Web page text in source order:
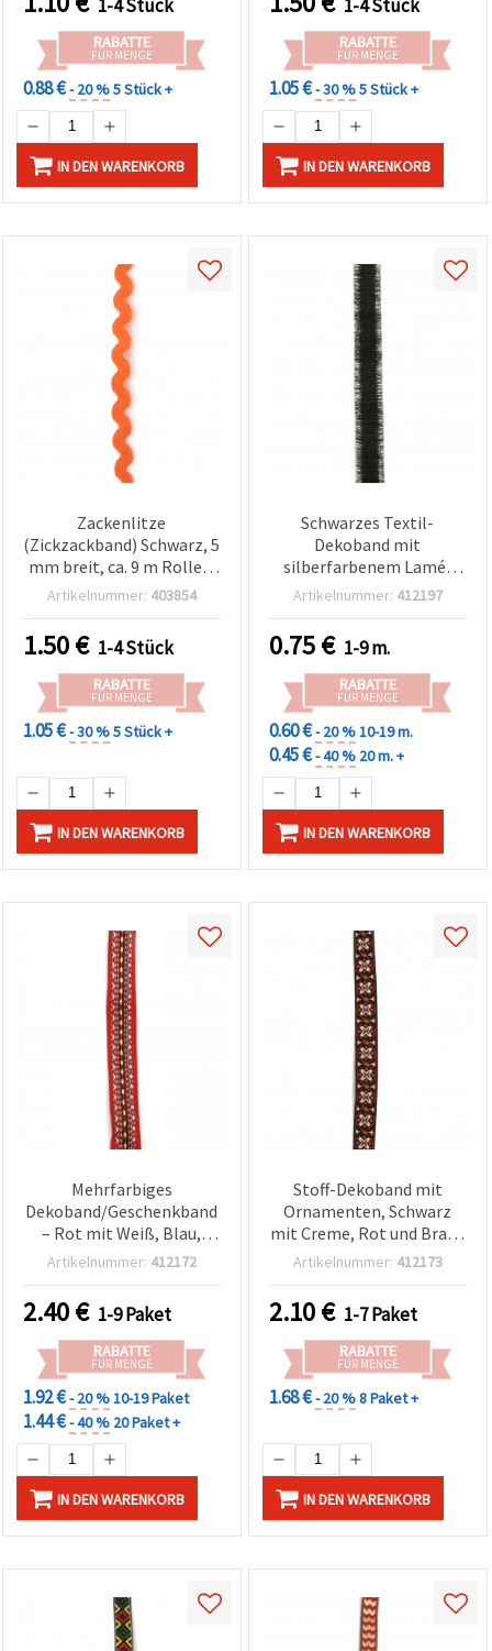
1-4 Stück
RABATTE
FÜR MENGE
0.88 €- 20 %5 Stück +
IN DEN WARENKORB
1-4 Stück
RABATTE
FÜR MENGE
1.05 €- 30 %5 Stück +
IN DEN WARENKORB
Zackenlitze
(Zickzackband) Schwarz, 5
mm breit, ca. 9 m Rolle –
für DIY-Deko, Nähen,
Artikelnummer: 403854
1.50€ 1-4 Stück
RABATTE
FÜR MENGE
1.05 €- 30 %5 Stück +
IN DEN WARENKORB
Schwarzes Textil-
Dekoband mit
silberfarbenem Lamé-
Faden, 16 mm breit – 1 m
Artikelnummer: 412197
0.75€ 1-9 m.
RABATTE
FÜR MENGE
0.60 €- 20 %10-19 m.
0.45 €- 40 % 20 m. +
IN DEN WARENKORB
Mehrfarbiges
Dekoband/Geschenkband
– Rot mit Weiß, Blau,
Schwarz und Gelb – 20
Artikelnummer: 412172
2.40€ 1-9 Paket
RABATTE
FÜR MENGE
1.92 €- 20 %10-19 Paket
1.44 €- 40 % 20 Paket +
IN DEN WARENKORB
Stoff-Dekoband mit
Ornamenten, Schwarz
mit Creme, Rot und Braun
/ Breite: 15 mm - 5 Meter
Artikelnummer: 412173
2.10€ 1-7 Paket
RABATTE
FÜR MENGE
1.68 €- 20 %8 Paket +
IN DEN WARENKORB